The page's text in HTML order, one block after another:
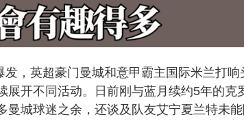
发，英超豪门曼城和意甲霸主国际米兰打响
展开不同活动。日前刚与蓝月续约5年的克
曼城球迷之余，还谈及队友艾宁夏兰特未